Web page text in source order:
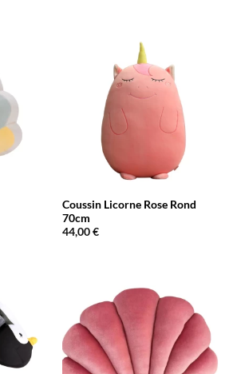
Coussin Licorne Rose Rond
70cm
44,00€